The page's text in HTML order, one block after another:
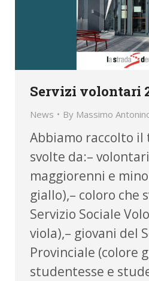
Servizi volontari
News By Massimo
Abbiamo raccolto
svolte da:–
maggiorenni e
giallo),– coloro che
Servizio Sociale
viola),– giovani del
Provinciale (colore
studentesse e